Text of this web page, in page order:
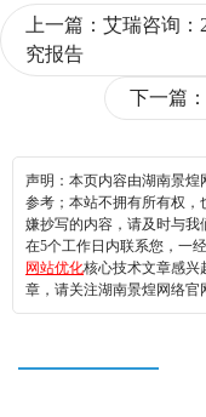
上一篇： 艾瑞咨询：
究报告
下一篇：
声明：本页内容由湖南景
参考；本站不拥有所有权
嫌抄写的内容，请及时与
在5个工作日内联系您，一
网站优化核心技术文章感兴
章，请关注湖南景煌网络官